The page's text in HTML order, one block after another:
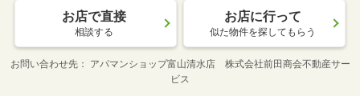
お店で直接
相談する
お店に行って
似た物件を探してもらう
お問い合わせ先
アパマンショップ富山清水店 株式会社前田商会不動産サー
ビス